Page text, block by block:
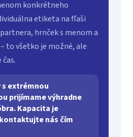
konkrétneho
etiketa na fľaši
hrnček s menom a
to všetko je možné, ale
extrémnou
prijímame výhradne
Kapacita je
nás čím